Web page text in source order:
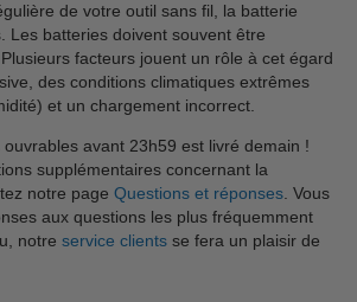
de votre outil sans fil, la batterie
Les batteries doivent souvent être
facteurs jouent un rôle à cet égard
des conditions climatiques extrêmes
et un chargement incorrect.
avant 23h59 est livré demain !
supplémentaires concernant la
notre page Questions et réponses . Vous
aux questions les plus fréquemment
notre service clients se fera un plaisir de